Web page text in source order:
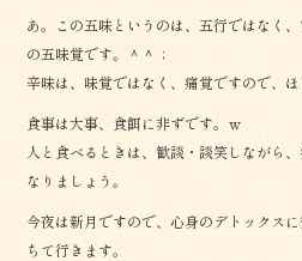
あ。この五味というのは、五行ではなく
の五味覚です。＾＾；
辛味は、味覚ではなく、痛覚ですので、
食事は大事、食餌に非ずです。ｗ
人と食べるときは、歓談・談笑しながら
なりましょう。
今夜は新月ですので、心身のデトックス
ちて行きます。